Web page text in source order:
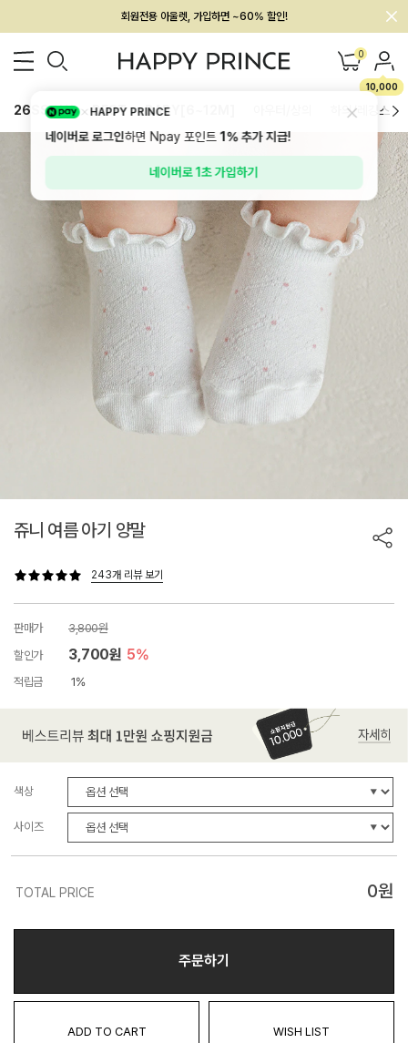
회원전용 아울렛, 가입하면 ~60% 할인!
멤버십 최대 28,000원 혜택 0
10,000
26SS 신상 BEST BABY[6~12M] 하의/레깅스
쥬니 여름 아기 양말
243개 리뷰 보기
판매가
3,800원
할인가
3,700원 5%
적립금 1%
색상
사이즈
TOTAL PRICE 0원
주문하기
ADD TO CART WISH LIST
HAPPY PRINCE
네이버로 로그인하면 Npay 포인트1%추가 지급!
네이버로 1초 가입하기